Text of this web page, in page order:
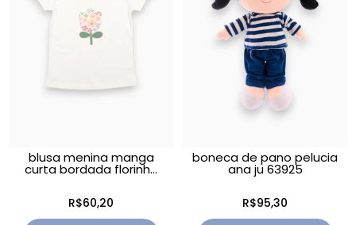
blusa menina manga
curta bordada florinh...
R$60,20
boneca de pano pelucia
ana ju 63925
R$95,30